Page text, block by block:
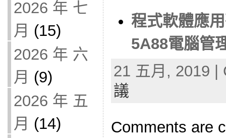
2026 年 七
月 (15)
2026 年 六
月 (9)
2026 年 五
月 (14)
程式軟體應
5A88電腦管
21 五月, 2019
議
Comments are